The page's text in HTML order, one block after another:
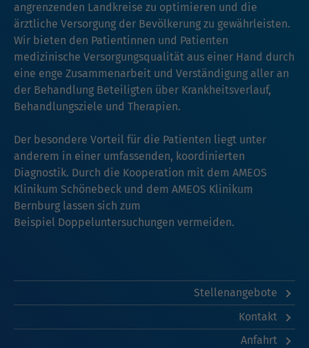
angrenzenden Landkreise zu optimieren und die
ärztliche Versorgung der Bevölkerung zu gewährleisten.
Wir bieten den Patientinnen und Patienten
medizinische Versorgungsqualität aus einer Hand durch
eine enge Zusammenarbeit und Verständigung aller an
der Behandlung Beteiligten über Krankheitsverlauf,
Behandlungsziele und Therapien.
Der besondere Vorteil für die Patienten liegt unter
anderem in einer umfassenden, koordinierten
Diagnostik. Durch die Kooperation mit dem AMEOS
Klinikum Schönebeck und dem AMEOS Klinikum
Bernburg lassen sich zum
Beispiel Doppeluntersuchungen vermeiden.
Stellenangebote
Kontakt
Anfahrt